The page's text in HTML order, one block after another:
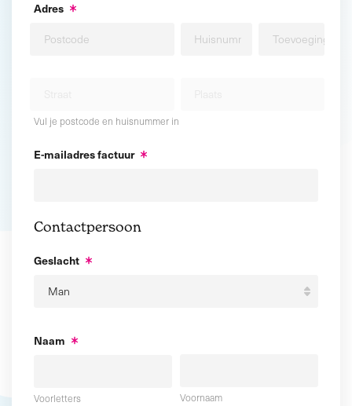
Adres
Vul je postcode en huisnummer in
E-mailadres factuur
Contactpersoon
Geslacht
Naam
Voorletters Voornaam